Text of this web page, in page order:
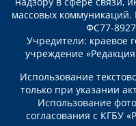
массовых
ФС77-
Учредители: краевое
учреждение
Использование
только при указании
Использование
согласования с КГБУ